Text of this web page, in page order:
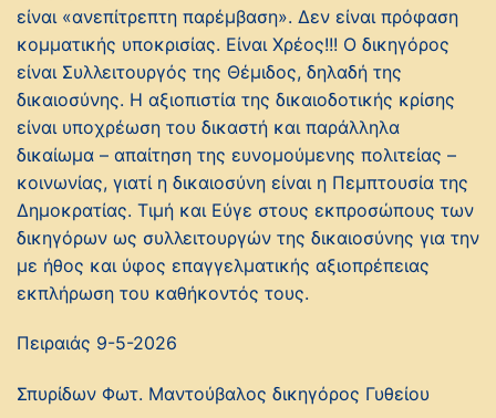
είναι «ανεπίτρεπτη παρέμβαση». Δεν είναι πρόφαση
κομματικής υποκρισίας. Είναι Χρέος!!! Ο δικηγόρος
είναι Συλλειτουργός της Θέμιδος, δηλαδή της
δικαιοσύνης. Η αξιοπιστία της δικαιοδοτικής κρίσης
είναι υποχρέωση του δικαστή και παράλληλα
δικαίωμα – απαίτηση της ευνομούμενης πολιτείας –
κοινωνίας, γιατί η δικαιοσύνη είναι η Πεμπτουσία της
Δημοκρατίας. Τιμή και Εύγε στους εκπροσώπους των
δικηγόρων ως συλλειτουργών της δικαιοσύνης για την
με ήθος και ύφος επαγγελματικής αξιοπρέπειας
εκπλήρωση του καθήκοντός τους.
Πειραιάς 9-5-2026
Σπυρίδων Φωτ. Μαντούβαλος δικηγόρος Γυθείου